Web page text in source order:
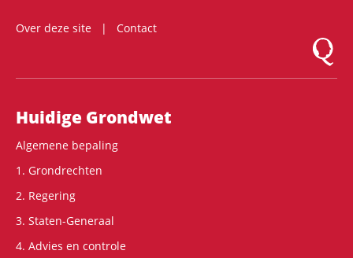
Over deze site
Contact
Logo
Hoofdnavigatie
Huidige Grondwet
Algemene bepaling
1. Grondrechten
2. Regering
3. Staten-Generaal
4. Advies en controle